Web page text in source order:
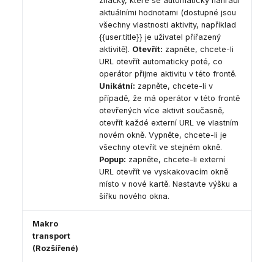
aktuálními hodnotami (dostupné jsou
všechny vlastnosti aktivity, například
{{user.title}} je uživatel přiřazený
aktivitě). Otevřít: zapněte, chcete-li
URL otevřít automaticky poté, co
operátor přijme aktivitu v této frontě.
Unikátní: zapněte, chcete-li v
případě, že má operátor v této frontě
otevřených více aktivit současně,
otevřít každé externí URL ve vlastním
novém okně. Vypněte, chcete-li je
všechny otevřít ve stejném okně.
Popup: zapněte, chcete-li externí
URL otevřít ve vyskakovacím okně
místo v nové kartě. Nastavte výšku a
šířku nového okna.
Makro
transport
(Rozšířené)